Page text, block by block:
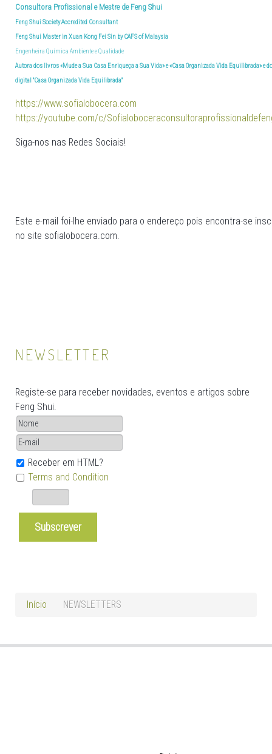
Consultora Profissional e Mestre de Feng Shui
Feng Shui Society Accredited Consultant
Feng Shui Master in Xuan Kong Fei Sin by CAFS of Malaysia
Engenheira Química Ambiente e Qualidade
Autora dos livros «Mude a Sua Casa Enriqueça a Sua Vida» e «Casa Organizada Vida Equilibrada» e
digital"Casa Organizada Vida Equilibrada"
https://www.sofialobocera.com
https://youtube.com/c/
Siga-nos nas Redes Sociais!
Este e-mail foi-lhe enviado para o endereço pois encontra-se
no site sofialobocera.com.
NEWSLETTER
Registe-se para receber novidades, eventos e artigos sobre
Feng Shui.
Receber em HTML?
Terms and Condition
Início NEWSLETTERS